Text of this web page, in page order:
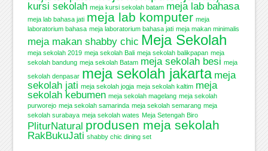
kursi sekolah meja kursi sekolah batam meja lab bahasa
meja lab bahasa jati meja lab komputer meja
laboratorium bahasa meja laboratorium bahasa jati meja makan minimalis
meja makan shabby chic Meja Sekolah
meja sekolah 2019 meja sekolah Bali meja sekolah balikpapan meja
sekolah bandung meja sekolah Batam meja sekolah besi meja
sekolah denpasar meja sekolah jakarta meja
sekolah jati meja sekolah jogja meja sekolah kaltim meja
sekolah kebumen meja sekolah magelang meja sekolah
purworejo meja sekolah samarinda meja sekolah semarang meja
sekolah surabaya meja sekolah wates Meja Setengah Biro
PliturNatural produsen meja sekolah
RakBukuJati shabby chic dining set